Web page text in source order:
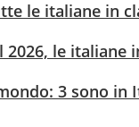
le italiane in
le italiane
3 sono in